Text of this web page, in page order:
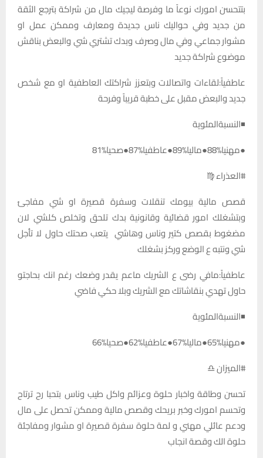
بتتحسن امورك نوعاً ما وفرصة ليجيك مال من شراكة بترجع الثقة
من جديد وفي حواليك ناس جديدة ومعارف وممكن عمل او
مشوار جماعي وفي مال وصرف وبدك تشتري شي والبعض بناقش
موضوع شراكة جديد
عاطفياً:لقاءات واتصالات وبتعزز شراكتك العاطفية او مع شخص
جديد والبعض مقبل على خطبة قريباً وفرحة
◾النسبةالمئوية
●مهنيا%88●ماليا%89●عاطفيا%87●صحيا%81
#العذراء ♍
قصص مالية بيومك تنقلات وسفرة قصيرة او شي مفاجئ
وبتشغلك امور قضائية وقانونية بدك تلحق وتخلص كلشي لان
مضغوط بقصص كتير وناس وهاشي يتعب صحتك حاول لا تأجل
شي ونتبه ع الوضع وركز بشغلك
عاطفياً:مافي رضى ع الشريك ماعم يقدر وضعك رغم انك بحاجتو
حاول تهدي بنقاشاتك مع الشريك وبلا حكي فاضي
◾النسبةالمئوية
●مهنيا%65●ماليا%67●عاطفيا%62●صحيا%66
#الميزان ♎
تحسن وطاقة واخبار حلوة وعزائم واكل طيب وناس بتحبا رح ترتاح
وتحسم امورك وخبر بريحك وقصص مالية وممكن تحصل على مال
ودعم عائلي مهني و لمة حلوة سفرة قصيرة او مشوار ومفاجئة
حلوة الك وقصة انجاب